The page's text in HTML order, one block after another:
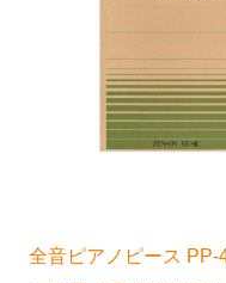
全音ピアノピース PP-